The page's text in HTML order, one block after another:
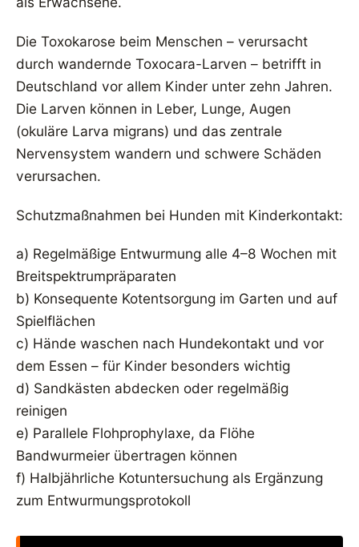
Die Toxokarose beim Menschen – verursacht
durch wandernde Toxocara-Larven – betrifft in
Deutschland vor allem Kinder unter zehn Jahren.
Die Larven können in Leber, Lunge, Augen
(okuläre Larva migrans) und das zentrale
Nervensystem wandern und schwere Schäden
verursachen.
Schutzmaßnahmen bei Hunden mit Kinderkontakt:
a) Regelmäßige Entwurmung alle 4–8 Wochen mit
Breitspektrumpräparaten
b) Konsequente Kotentsorgung im Garten und auf
Spielflächen
c) Hände waschen nach Hundekontakt und vor
dem Essen – für Kinder besonders wichtig
d) Sandkästen abdecken oder regelmäßig
reinigen
e) Parallele Flohprophylaxe, da Flöhe
Bandwurmeier übertragen können
f) Halbjährliche Kotuntersuchung als Ergänzung
zum Entwurmungsprotokoll